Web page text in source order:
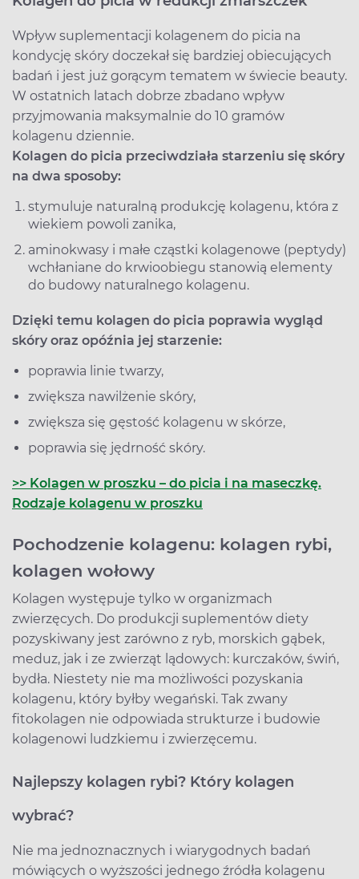
Wpływ suplementacji kolagenem do picia na
kondycję skóry doczekał się bardziej obiecujących
badań i jest już gorącym tematem w świecie beauty.
W ostatnich latach dobrze zbadano wpływ
przyjmowania maksymalnie do 10 gramów
kolagenu dziennie.
Kolagen do picia przeciwdziała starzeniu się skóry
na dwa sposoby:
stymuluje naturalną produkcję kolagenu, która z
wiekiem powoli zanika,
aminokwasy i małe cząstki kolagenowe (peptydy)
wchłaniane do krwioobiegu stanowią elementy
do budowy naturalnego kolagenu.
Dzięki temu kolagen do picia poprawia wygląd
skóry oraz opóźnia jej starzenie:
poprawia linie twarzy,
zwiększa nawilżenie skóry,
zwiększa się gęstość kolagenu w skórze,
poprawia się jędrność skóry.
>> Kolagen w proszku – do picia i na maseczkę.
Rodzaje kolagenu w proszku
Pochodzenie kolagenu: kolagen rybi,
kolagen wołowy
Kolagen występuje tylko w organizmach
zwierzęcych. Do produkcji suplementów diety
pozyskiwany jest zarówno z ryb, morskich gąbek,
meduz, jak i ze zwierząt lądowych: kurczaków, świń,
bydła. Niestety nie ma możliwości pozyskania
kolagenu, który byłby wegański. Tak zwany
fitokolagen nie odpowiada strukturze i budowie
kolagenowi ludzkiemu i zwierzęcemu.
Najlepszy kolagen rybi? Który kolagen
wybrać?
Nie ma jednoznacznych i wiarygodnych badań
mówiących o wyższości jednego źródła kolagenu